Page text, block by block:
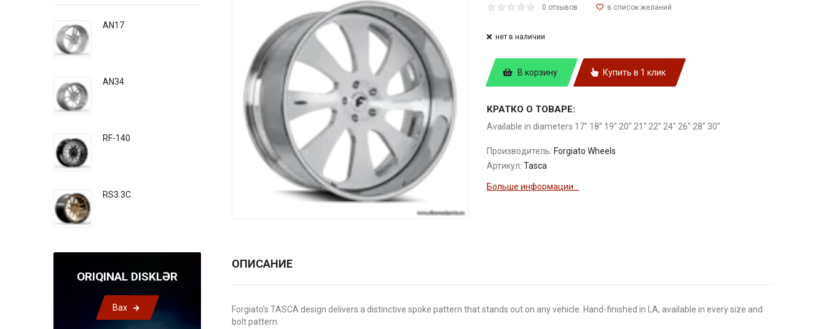
0 отзывов
нет в наличии
В корзину Купить в 1 клик
КРАТКО О ТОВАРЕ:
Available in diameters 17" 18" 19" 20" 21" 22" 24" 26" 28" 30"
Производитель: Forgiato Wheels
Артикул: Tasca
Больше информации...
ОПИСАНИЕ
Forgiato's TASCA design delivers a distinctive spoke pattern that stands out on any vehicle. Hand-finished in LA, available in every size and
bolt pattern.
AN17
AN34
RF-140
RS3.3C
ORIQINAL DISKLƏR
Bax